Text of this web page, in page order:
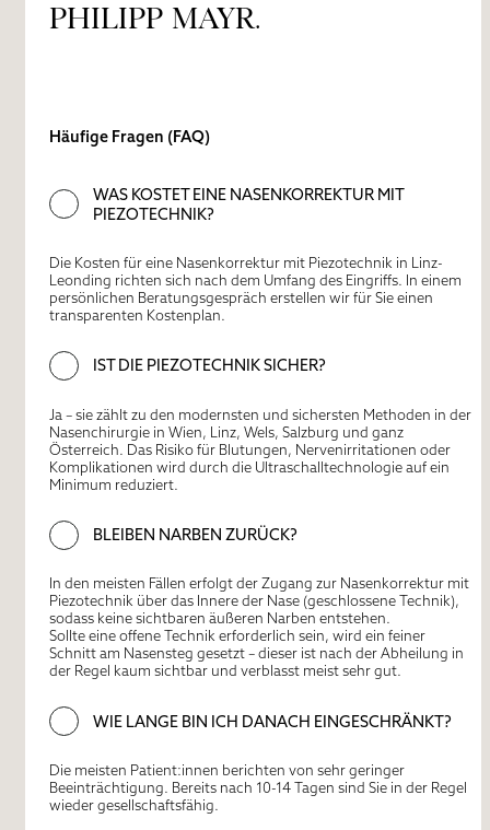
PHILIPP MAYR.
Häufige Fragen (FAQ)
WAS KOSTET EINE NASENKORREKTUR MIT
PIEZOTECHNIK?
Die Kosten für eine Nasenkorrektur mit Piezotechnik in Linz-
Leonding richten sich nach dem Umfang des Eingriffs. In einem
persönlichen Beratungsgespräch erstellen wir für Sie einen
transparenten Kostenplan.
IST DIE PIEZOTECHNIK SICHER?
Ja – sie zählt zu den modernsten und sichersten Methoden in der
Nasenchirurgie in Wien, Linz, Wels, Salzburg und ganz
Österreich. Das Risiko für Blutungen, Nervenirritationen oder
Komplikationen wird durch die Ultraschalltechnologie auf ein
Minimum reduziert.
BLEIBEN NARBEN ZURÜCK?
In den meisten Fällen erfolgt der Zugang zur Nasenkorrektur mit
Piezotechnik über das Innere der Nase(geschlossene Technik),
sodass keine sichtbaren äußeren Narben entstehen.
Sollte eine offene Technik erforderlich sein, wird ein feiner
Schnitt am Nasensteg gesetzt – dieser ist nach der Abheilung in
der Regel kaum sichtbarund verblasst meist sehr gut.
WIE LANGE BIN ICH DANACH EINGESCHRÄNKT?
Die meisten Patient:innen berichten von sehr geringer
Beeinträchtigung . Bereits nach 10-14 Tagen sind Sie in der Regel
wieder gesellschaftsfähig.